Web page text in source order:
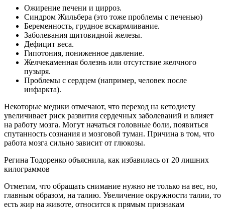
Ожирение печени и цирроз.
Синдром Жильбера (это тоже проблемы с печенью)
Беременность, грудное вскармливание.
Заболевания щитовидной железы.
Дефицит веса.
Гипотония, пониженное давление.
Желчекаменная болезнь или отсутствие желчного
пузыря.
Проблемы с сердцем (например, человек после
инфаркта).
Некоторые медики отмечают, что переход на кетодиету
увеличивает риск развития сердечных заболеваний и влияет
на работу мозга. Могут начаться головные боли, появиться
спутанность сознания и мозговой туман. Причина в том, что
работа мозга сильно зависит от глюкозы.
Регина Тодоренко объяснила, как избавилась от 20 лишних
килограммов
Отметим, что обращать снимание нужно не только на вес, но,
главным образом, на талию. Увеличение окружности талии, то
есть жир на животе, относится к прямым признакам